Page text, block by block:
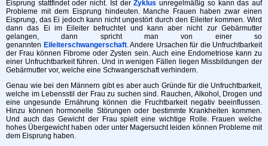
Eisprung stattfindet oder nicht. Ist derZyklus unregelmäßig so kann das auf
Probleme mit dem Eisprung hindeuten. Manche Frauen haben zwar einen
Eisprung, das Ei jedoch kann nicht ungestört durch den Eileiter kommen. Wird
dann das Ei im Eileiter befruchtet und kann aber nicht zur Gebärmutter
gelangen, dann spricht man von einer so
genannten Eileiterschwangerschaft. Andere Ursachen für die Unfruchtbarkeit
der Frau können Fibrome oder Zysten sein. Auch eine Endometriose kann zu
einer Unfruchtbarkeit führen. Und in wenigen Fällen liegen Missbildungen der
Gebärmutter vor, welche eine Schwangerschaft verhindern.
Genau wie bei den Männern gibt es aber auch Gründe für die Unfruchtbarkeit,
welche im Lebensstil der Frau zu suchen sind. Rauchen, Alkohol, Drogen und
eine ungesunde Ernährung können die Fruchtbarkeit negativ beeinflussen.
Hinzu können hormonelle Störungen oder bestimmte Krankheiten kommen.
Und auch das Gewicht der Frau spielt eine wichtige Rolle. Frauen welche
hohes Übergewicht haben oder unter Magersucht leiden können Probleme mit
dem Eisprung haben.